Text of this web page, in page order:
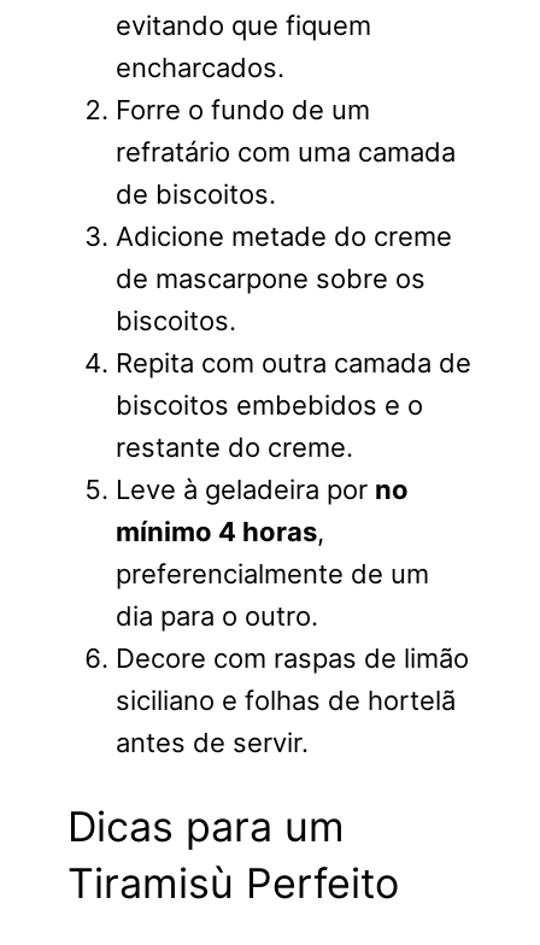
evitando que fiquem
encharcados.
Forre o fundo de um
refratário com uma camada
de biscoitos.
Adicione metade do creme
de mascarpone sobre os
biscoitos.
Repita com outra camada de
biscoitos embebidos e o
restante do creme.
Leve à geladeira por no
mínimo 4 horas,
preferencialmente de um
dia para o outro.
Decore com raspas de limão
siciliano e folhas de hortelã
antes de servir.
Dicas para um
Tiramisù Perfeito